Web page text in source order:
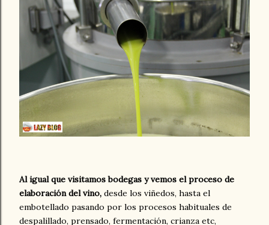
Al igual que visitamos bodegas y vemos el proceso de
elaboración del vino, desde los viñedos, hasta el
embotellado pasando por los procesos habituales de
despalillado, prensado, fermentación, crianza etc,